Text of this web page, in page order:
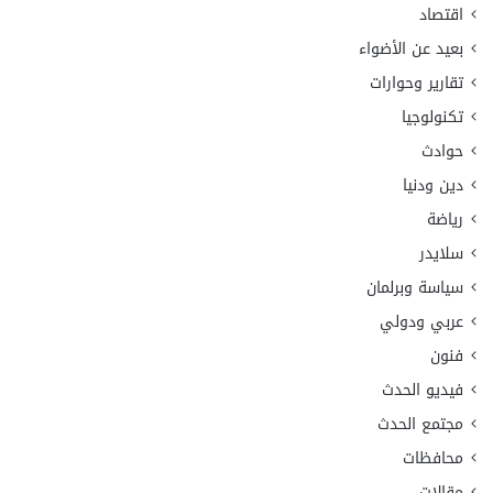
اقتصاد
بعيد عن الأضواء
تقارير وحوارات
تكنولوجيا
حوادث
دين ودنيا
رياضة
سلايدر
سياسة وبرلمان
عربي ودولي
فنون
فيديو الحدث
مجتمع الحدث
محافظات